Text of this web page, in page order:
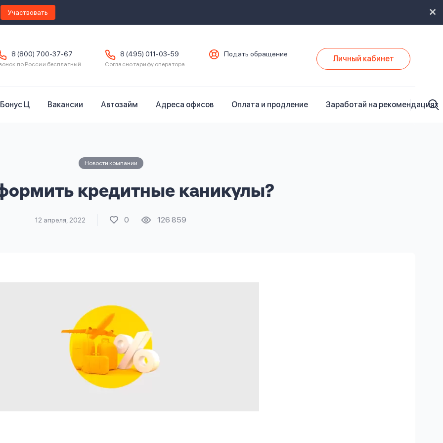
Участвовать
8 (800) 700-37-67
по России бесплатный
8 (495) 011-03-59
Согласно тарифу оператора
Подать обращение Личный кабинет
Бонус Ц Вакансии Автозайм Адреса офисов Оплата и продление Заработай на рекомендациях
Новости компании
кредитные каникулы?
12 апреля, 2022 0 126 859